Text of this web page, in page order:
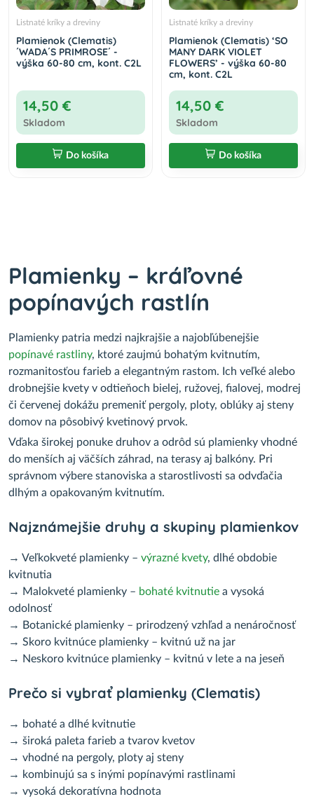
Listnaté kríky a dreviny
Plamienok (Clematis)
´WADA´S PRIMROSE´ -
výška 60-80 cm, kont. C2L
14,50 €
Skladom
Do košíka
Listnaté kríky a dreviny
Plamienok (Clematis) ‘SO
MANY DARK VIOLET
FLOWERS’ - výška 60-80
cm, kont. C2L
14,50 €
Skladom
Do košíka
Plamienky – kráľovné
popínavých rastlín
Plamienky patria medzi najkrajšie a najobľúbenejšie
popínavé rastliny, ktoré zaujmú bohatým kvitnutím,
rozmanitosťou farieb a elegantným rastom. Ich veľké alebo
drobnejšie kvety v odtieňoch bielej, ružovej, fialovej, modrej
či červenej dokážu premeniť pergoly, ploty, oblúky aj steny
domov na pôsobivý kvetinový prvok.
Vďaka širokej ponuke druhov a odrôd sú plamienky vhodné
do menších aj väčších záhrad, na terasy aj balkóny. Pri
správnom výbere stanoviska a starostlivosti sa odvďačia
dlhým a opakovaným kvitnutím.
Najznámejšie druhy a skupiny plamienkov
→ Veľkokveté plamienky – výrazné kvety, dlhé obdobie
kvitnutia
→ Malokveté plamienky – bohaté kvitnutie a vysoká
odolnosť
→ Botanické plamienky – prirodzený vzhľad a nenáročnosť
→ Skoro kvitnúce plamienky – kvitnú už na jar
→ Neskoro kvitnúce plamienky – kvitnú v lete a na jeseň
Prečo si vybrať plamienky (Clematis)
→ bohaté a dlhé kvitnutie
→ široká paleta farieb a tvarov kvetov
→ vhodné na pergoly, ploty aj steny
→ kombinujú sa s inými popínavými rastlinami
→ vysoká dekoratívna hodnota